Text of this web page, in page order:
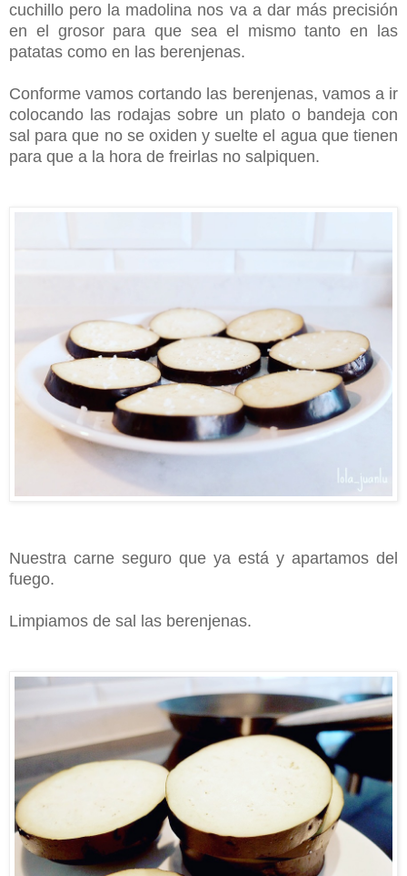
cuchillo pero la madolina nos va a dar más precisión
en el grosor para que sea el mismo tanto en las
patatas como en las berenjenas.
Conforme vamos cortando las berenjenas, vamos a ir
colocando las rodajas sobre un plato o bandeja con
sal para que no se oxiden y suelte el agua que tienen
para que a la hora de freirlas no salpiquen.
Nuestra carne seguro que ya está y apartamos del
fuego.
Limpiamos de sal las berenjenas.